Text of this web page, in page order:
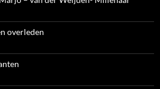
overleden